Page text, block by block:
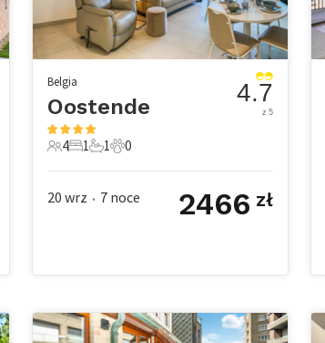
Belgia
Oostende
4 Goście
4
1 Sypialnia
1
1 Łazienka
1
0 Zwierzęta domowe
0
4.7
z 5
20 wrz • 7 noce 2466 zł